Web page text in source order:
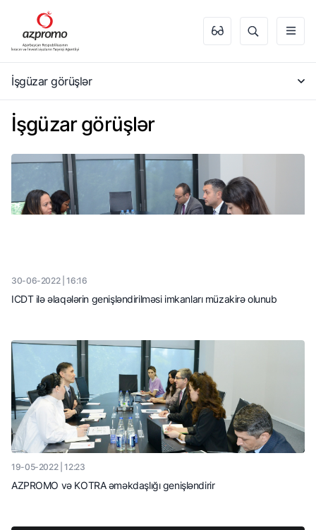
İşgüzar görüşlər
İşgüzar görüşlər
30-06-2022 | 16:16
ICDT ilə əlaqələrin genişləndirilməsi imkanları müzakirə olunub
19-05-2022 | 12:23
AZPROMO və KOTRA əməkdaşlığı genişləndirir